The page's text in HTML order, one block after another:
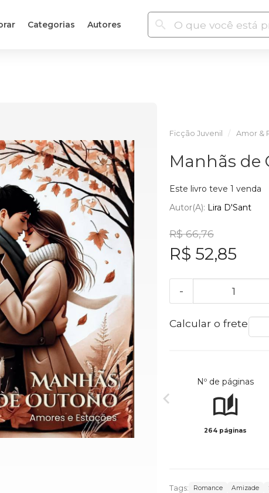
Categorias Autores
Ficção Juvenil Amor &
Manhãs de
Este livro teve 1 venda
Autor(a): Lira D'Sant
R$ 66,76
R$ 52,85
-
Calcular o frete
Nº de páginas
264 páginas
Tags: Romance Amizade